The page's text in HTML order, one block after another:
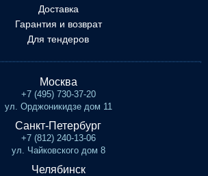
Доставка
Гарантия и возврат
Для тендеров
Москва
+7 (495) 730-37-20
ул. Орджоникидзе дом 11
Санкт-Петербург
+7 (812) 240-13-06
ул. Чайковского дом 8
Челябинск